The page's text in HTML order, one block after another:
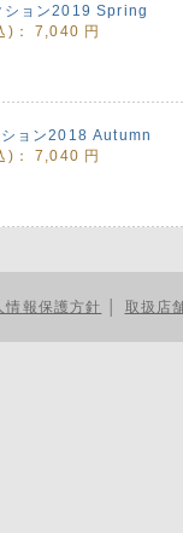
ション2019 Spring
)：
7,040 円
ョン2018 Autumn
)：
7,040 円
情報保護方針
取扱店